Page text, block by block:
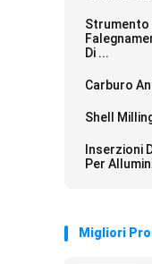
Strumento
Di ...
Carburo
Shell
Inserzioni
Per
Migliori